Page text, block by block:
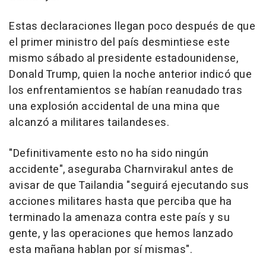
Estas declaraciones llegan poco después de que
el primer ministro del país desmintiese este
mismo sábado al presidente estadounidense,
Donald Trump, quien la noche anterior indicó que
los enfrentamientos se habían reanudado tras
una explosión accidental de una mina que
alcanzó a militares tailandeses.
"Definitivamente esto no ha sido ningún
accidente", aseguraba Charnvirakul antes de
avisar de que Tailandia "seguirá ejecutando sus
acciones militares hasta que perciba que ha
terminado la amenaza contra este país y su
gente, y las operaciones que hemos lanzado
esta mañana hablan por sí mismas".